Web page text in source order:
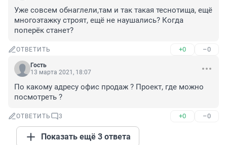
Уже совсем обнаглели,там и так такая теснотища, ещё
многоэтажку строят, ещё не наушались? Когда
поперёк станет?
ОТВЕТИТЬ +0 –0
Гость
13 марта 2021, 18:07
По какому адресу офис продаж ? Проект, где можно
посмотреть ?
ОТВЕТИТЬ 3 +0 –0
Показать ещё 3 ответа